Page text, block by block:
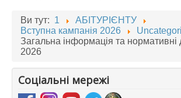
Ви тут: 1
АБІТУРІЄНТУ
Вступна кампанія 2026
Загальна інформація та нормативні
2026
Соціальні мережі